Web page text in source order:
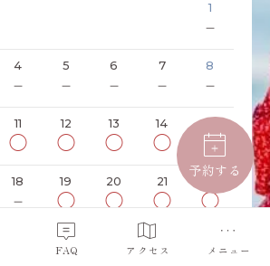
FAQ アクセス メニュー
予約する
1
－
4
－
5
－
6
－
7
－
8
－
11
◯
12
◯
13
◯
14
◯ ◯
18
－
19
◯
20
◯
21
◯ ◯
26
◯
28
◯ ◯